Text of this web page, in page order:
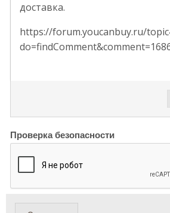
доставка.
https://forum.youcanbuy.ru/
Проверка безопасности